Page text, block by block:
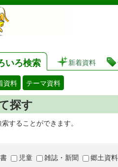
いろ検索 新着資料
資料 テーマ資料
探す
することができます。
児童 雑誌・新聞 郷土資料